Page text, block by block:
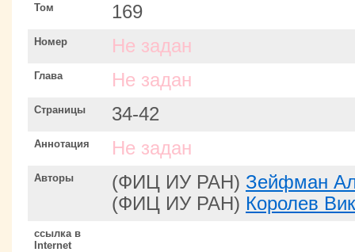
Том 169
Номер Не задан
Глава Не задан
Страницы 34-42
Аннотация Не задан
Авторы (ФИЦ ИУ РАН) Зейфман
(ФИЦ ИУ РАН) Королев
ссылка в
Internet